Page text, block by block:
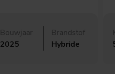
Bouwjaar
2025
Brandstof
Hybride